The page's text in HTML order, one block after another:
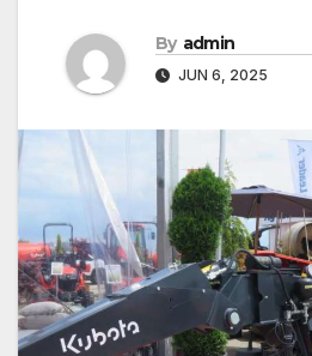
By admin
JUN 6, 2025